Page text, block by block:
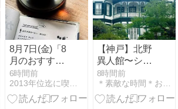
8月7日(金)「8
月のおすすめ
コーヒーはコ
ロンビア」
6時間前
【神戸】北野
異人館〜シュ
ウエケ邸
8時間前